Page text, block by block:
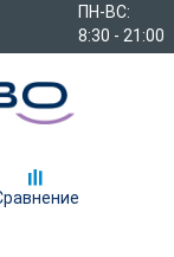
ПН-ВС:
8:30 - 21:00